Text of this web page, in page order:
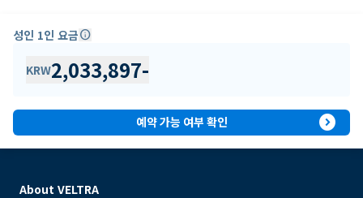
성인 1인 요금info
KRW2,033,897-
예약 가능 여부 확인 expand_circle_right
About VELTRA